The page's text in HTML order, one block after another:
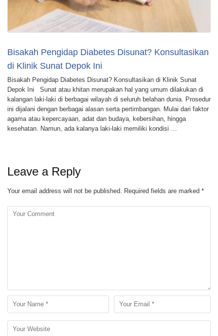
Bisakah Pengidap Diabetes Disunat? Konsultasikan
di Klinik Sunat Depok Ini
Bisakah Pengidap Diabetes Disunat? Konsultasikan di Klinik Sunat
Depok Ini Sunat atau khitan merupakan hal yang umum dilakukan di
kalangan laki-laki di berbagai wilayah di seluruh belahan dunia. Prosedur
ini dijalani dengan berbagai alasan serta pertimbangan. Mulai dari faktor
agama atau kepercayaan, adat dan budaya, kebersihan, hingga
kesehatan. Namun, ada kalanya laki-laki memiliki kondisi …
Leave a Reply
Your email address will not be published. Required fields are marked *